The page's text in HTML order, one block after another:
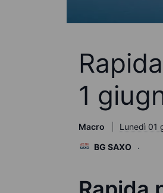
1
Macro Lunedì 01
BG SAXO